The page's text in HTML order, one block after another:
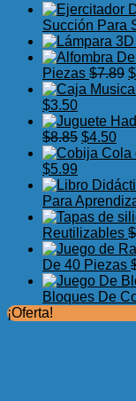
Succión Para
Piezas $7.89 $
El
precio
original
era:
$7.75.
$3.50El
precio
actual
es:
$8.85 El
precio
era:
$8.85.
$4.50El
es:
El
precio
original
era:
$9.75.
$5.99
precio
actual
es:
$5.99.
Para
Reutilizables $
De 40 Piezas
Bloques De
¡Oferta!